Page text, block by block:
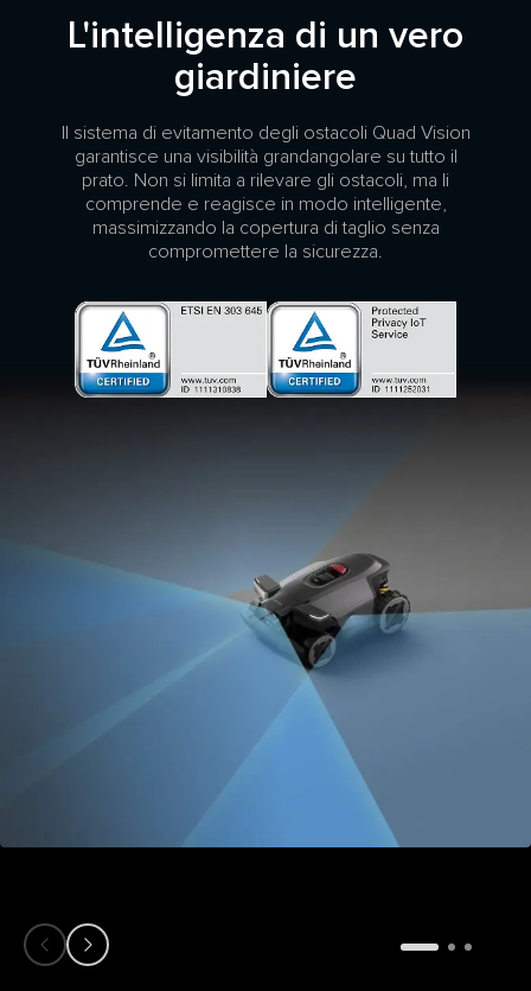
L'intelligenza di un vero
giardiniere
Il sistema di evitamento degli ostacoli Quad Vision
garantisce una visibilità grandangolare su tutto il
prato. Non si limita a rilevare gli ostacoli, ma li
comprende e reagisce in modo intelligente,
massimizzando la copertura di taglio senza
compromettere la sicurezza.